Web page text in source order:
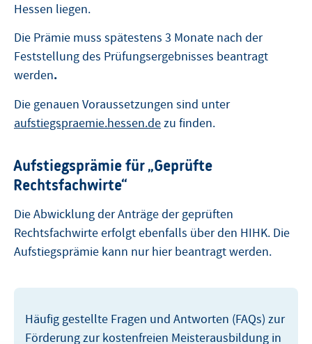
Hessen liegen.
Die Prämie muss spätestens 3 Monate nach der
Feststellung des Prüfungsergebnisses beantragt
werden.
Die genauen Voraussetzungen sind unter
aufstiegspraemie.hessen.dezu finden.
Aufstiegsprämie für „Geprüfte
Rechtsfachwirte“
Die Abwicklung der Anträge der geprüften
Rechtsfachwirte erfolgt ebenfalls über den HIHK. Die
Aufstiegsprämie kann nur hier beantragt werden.
Häufig gestellte Fragen und Antworten (FAQs) zur
Förderung zur kostenfreien Meisterausbildung in